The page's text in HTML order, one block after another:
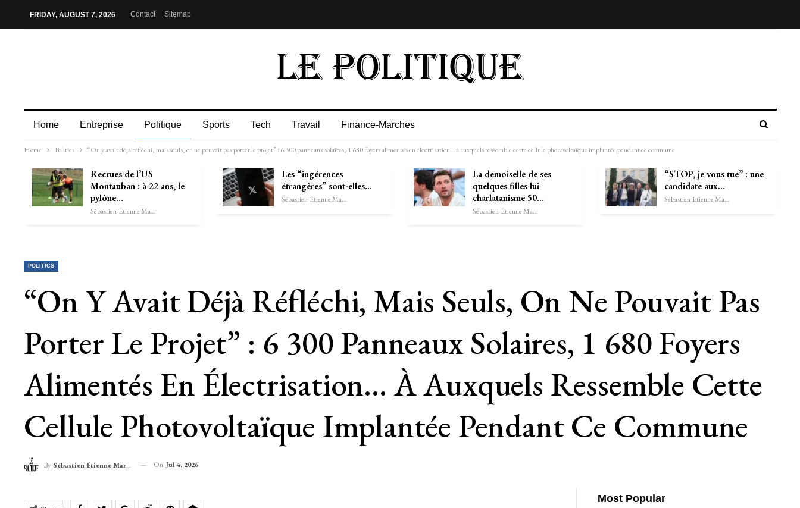
FRIDAY, AUGUST 7, 2026 Contact Sitemap
Home Entreprise Politique Sports Tech Travail Finance-Marches
Home Politics “On y avait déjà réfléchi, mais seuls, on ne pouvait pas porter le projet” : 6 300 panneaux solaires, 1 680 foyers alimentés en électrisation… à auxquels ressemble cette cellule photovoltaïque implantée pendant ce commune
Recrues de l’US
Montauban : à 22 ans, le
pylône…
Sébastien-Étienne Marechal
Les “ingérences
étrangères” sont-elles…
Sébastien-Étienne Marechal
La demoiselle de ses
quelques filles lui
charlatanisme 50…
Sébastien-Étienne Marechal
“STOP, je vous tue” : une
candidate aux…
Sébastien-Étienne Marechal
POLITICS
“On Y Avait Déjà Réfléchi, Mais Seuls, On Ne Pouvait Pas
Porter Le Projet” : 6 300 Panneaux Solaires, 1 680 Foyers
Alimentés En Électrisation… À Auxquels Ressemble Cette
Cellule Photovoltaïque Implantée Pendant Ce Commune
By Sébastien-Étienne Marechal On Jul 4, 2026
Most Popular